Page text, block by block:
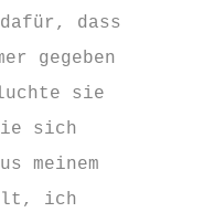
dass
gegeben
sie
sich
meinem
ich